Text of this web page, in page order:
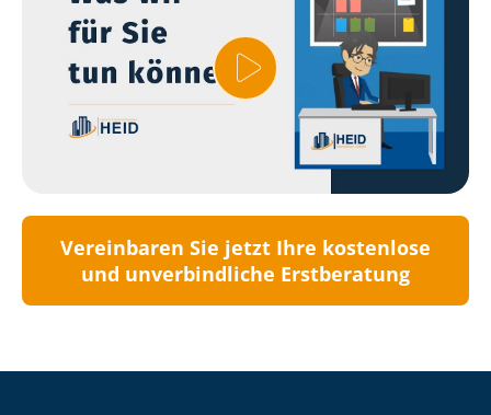
Vereinbaren Sie jetzt Ihre kostenlose
und unverbindliche Erstberatung